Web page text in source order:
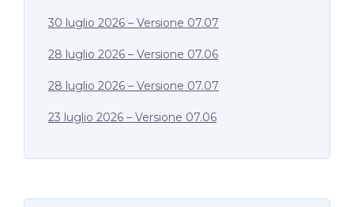
30 luglio 2026 – Versione 07.07
28 luglio 2026 – Versione 07.06
28 luglio 2026 – Versione 07.07
23 luglio 2026 – Versione 07.06